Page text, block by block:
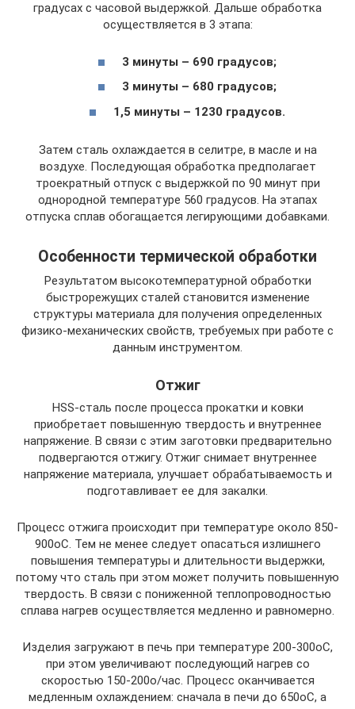
градусах с часовой выдержкой. Дальше обработка
осуществляется в 3 этапа:
3 минуты – 690 градусов;
3 минуты – 680 градусов;
1,5 минуты – 1230 градусов.
Затем сталь охлаждается в селитре, в масле и на
воздухе. Последующая обработка предполагает
троекратный отпуск с выдержкой по 90 минут при
однородной температуре 560 градусов. На этапах
отпуска сплав обогащается легирующими добавками.
Особенности термической обработки
Результатом высокотемпературной обработки
быстрорежущих сталей становится изменение
структуры материала для получения определенных
физико-механических свойств, требуемых при работе с
данным инструментом.
Отжиг
HSS-сталь после процесса прокатки и ковки
приобретает повышенную твердость и внутреннее
напряжение. В связи с этим заготовки предварительно
подвергаются отжигу. Отжиг снимает внутреннее
напряжение материала, улучшает обрабатываемость и
подготавливает ее для закалки.
Процесс отжига происходит при температуре около 850-
900оС. Тем не менее следует опасаться излишнего
повышения температуры и длительности выдержки,
потому что сталь при этом может получить повышенную
твердость. В связи с пониженной теплопроводностью
сплава нагрев осуществляется медленно и равномерно.
Изделия загружают в печь при температуре 200-300оС,
при этом увеличивают последующий нагрев со
скоростью 150-200о/час. Процесс оканчивается
медленным охлаждением: сначала в печи до 650оС, а